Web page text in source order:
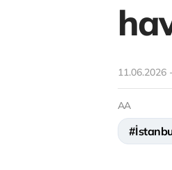
11.06.2026
AA